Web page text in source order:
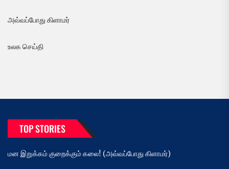
அவ்வப்போது கிளாமர்
உலக செய்தி
TOP STORIES
மன இறுக்கம் குறைக்கும் கலை! (அவ்வப்போது கிளாமர்)